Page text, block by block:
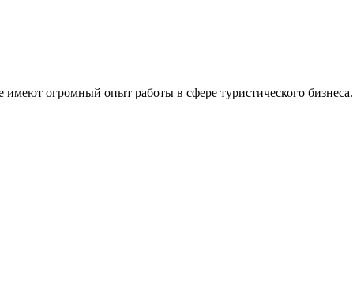
огромный опыт работы в сфере туристического бизнеса.